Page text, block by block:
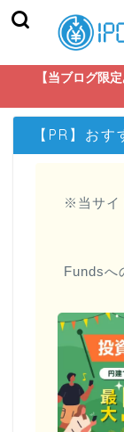
【当ブログ限
【PR】お
※当サイ
Fundsへ